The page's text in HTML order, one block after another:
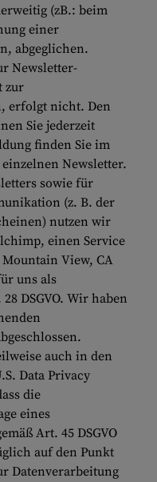
(zB.: beim
einer
abgeglichen.
Newsletter-
zur
erfolgt nicht. Den
Sie jederzeit
finden Sie im
Newsletter.
sowie für
(z. B. der
nutzen wir
einen Service
View, CA
uns als
DSGVO. Wir haben
auch in den
Data Privacy
die
eines
Art. 45 DSGVO
auf den Punkt
Datenverarbeitung